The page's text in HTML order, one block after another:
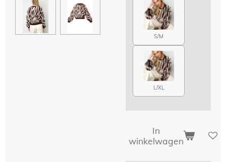
S/M
L/XL
In
winkelwagen